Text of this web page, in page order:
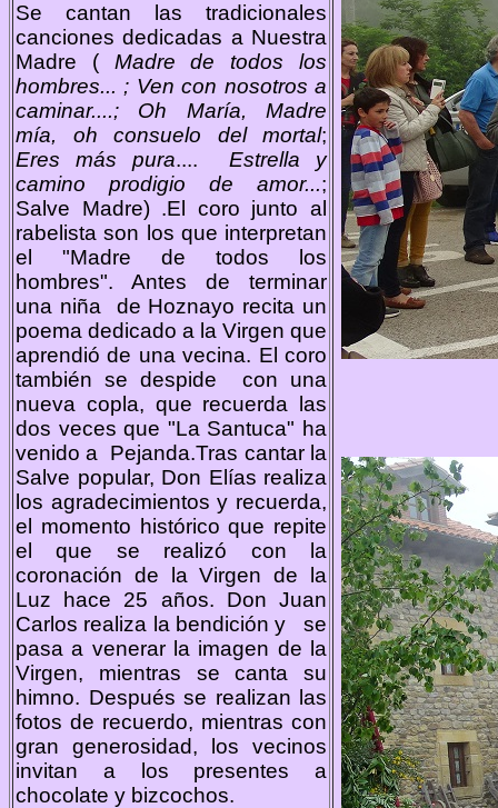
Se cantan las tradicionales
canciones dedicadas a Nuestra
Madre ( Madre de todos los
hombres... ; Ven con nosotros a
caminar....; Oh María, Madre
mía, oh consuelo del mortal;
Eres más pura....Estrella y
camino prodigio de amor...;
Salve Madre) .El coro junto al
rabelista son los que interpretan
el "Madre de todos los
hombres". Antes de terminar
una niña de Hoznayo recita un
poema dedicado a la Virgen que
aprendió de una vecina. El coro
también se despide con una
nueva copla, que recuerda las
dos veces que "La Santuca" ha
venido a Pejanda.Tras cantar la
Salve popular, Don Elías realiza
los agradecimientos y recuerda,
el momento histórico que repite
el que se realizó con la
coronación de la Virgen de la
Luz hace 25 años. Don Juan
Carlos realiza la bendición y se
pasa a venerar la imagen de la
Virgen, mientras se canta su
himno. Después se realizan las
fotos de recuerdo, mientras con
gran generosidad, los vecinos
invitan a los presentes a
chocolate y bizcochos.